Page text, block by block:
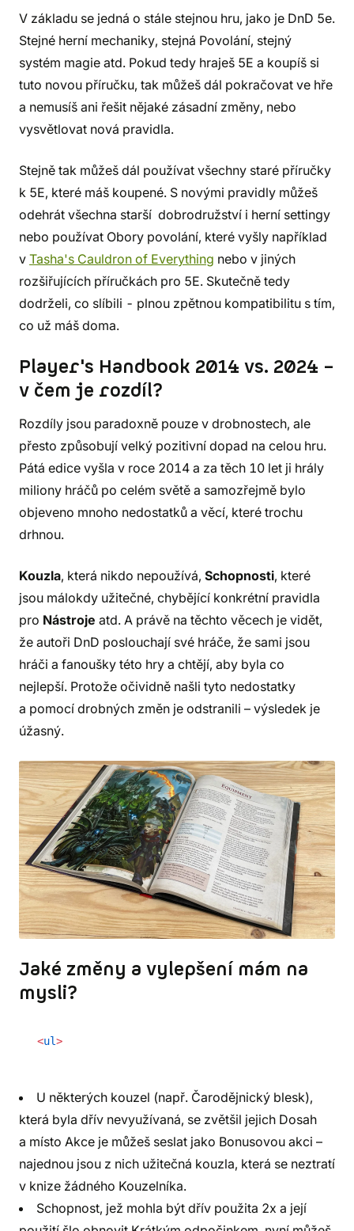
V základu se jedná o stále stejnou hru, jako je DnD 5e.
Stejné herní mechaniky, stejná Povolání, stejný
systém magie atd. Pokud tedy hraješ 5E a koupíš si
tuto novou příručku, tak můžeš dál pokračovat ve hře
a nemusíš ani řešit nějaké zásadní změny, nebo
vysvětlovat nová pravidla.
Stejně tak můžeš dál používat všechny staré příručky
k 5E, které máš koupené. S novými pravidly můžeš
odehrát všechna starší dobrodružství i herní settingy
nebo používat Obory povolání, které vyšly například
v Tasha's Cauldron of Everything nebo v jiných
rozšiřujících příručkách pro 5E. Skutečně tedy
dodrželi, co slíbili - plnou zpětnou kompatibilitu s tím,
co už máš doma.
Player's Handbook 2014 vs. 2024 –
v čem je rozdíl?
Rozdíly jsou paradoxně pouze v drobnostech, ale
přesto způsobují velký pozitivní dopad na celou hru.
Pátá edice vyšla v roce 2014 a za těch 10 let ji hrály
miliony hráčů po celém světě a samozřejmě bylo
objeveno mnoho nedostatků a věcí, které trochu
drhnou.
Kouzla, která nikdo nepoužívá, Schopnosti, které
jsou málokdy užitečné, chybějící konkrétní pravidla
pro Nástroje atd. A právě na těchto věcech je vidět,
že autoři DnD poslouchají své hráče, že sami jsou
hráči a fanoušky této hry a chtějí, aby byla co
nejlepší. Protože očividně našli tyto nedostatky
a pomocí drobných změn je odstranili – výsledek je
úžasný.
Jaké změny a vylepšení mám na
mysli?
<ul>
U některých kouzel (např. Čarodějnický blesk),
která byla dřív nevyužívaná, se zvětšil jejich Dosah
a místo Akce je můžeš seslat jako Bonusovou akci –
najednou jsou z nich užitečná kouzla, která se neztratí
v knize žádného Kouzelníka.
Schopnost, jež mohla být dřív použita 2x a její